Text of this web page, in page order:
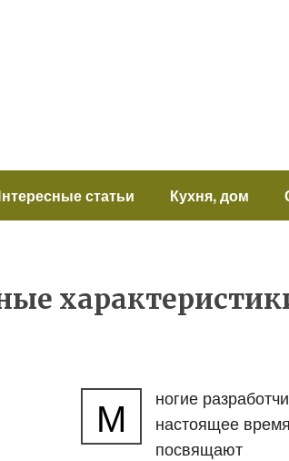
статьи Кухня, дом
М
ногие
настоящее время
посвящают